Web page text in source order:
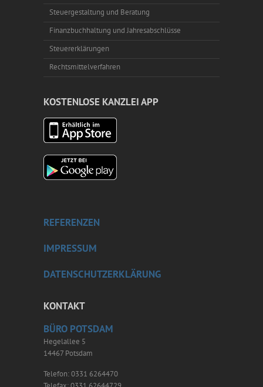
Steuergestaltung und Beratung
Finanzbuchhaltung und Jahresabschlüsse
Steuererklärungen
Rechtsmittelverfahren
KOSTENLOSE KANZLEI APP
REFERENZEN
IMPRESSUM
DATENSCHUTZERKLÄRUNG
KONTAKT
BÜRO POTSDAM
Hegelallee 5
14467 Potsdam
Telefon: 0331 6264470